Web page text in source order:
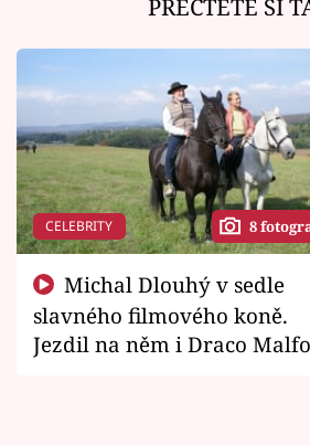
PŘEČTĚTE SI
CELEBRITY 8
slavného filmového koně.
Jezdil na něm i Draco